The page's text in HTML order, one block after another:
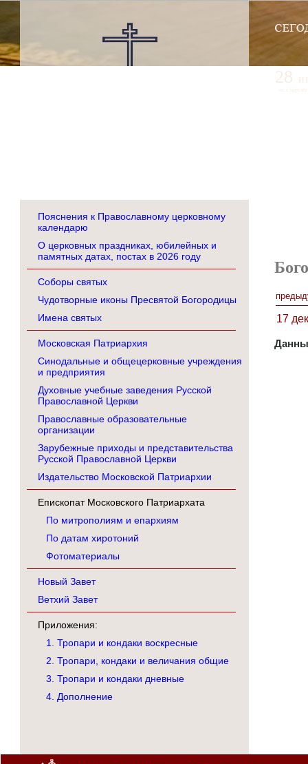
Пояснения к Православному церковному
календарю
О церковных праздниках, юбилейных и
памятных датах, постах в 2026 году
Соборы святых
Чудотворные иконы Пресвятой Богородицы
Имена святых
Московская Патриархия
Синодальные и общецерковные учреждения
и предприятия
Духовные учебные заведения Русской
Православной Церкви
Православные образовательные
организации
Зарубежные приходы и представительства
Русской Православной Церкви
Издательство Московской Патриархии
Епископат Московского Патриархата
По митрополиям и епархиям
По датам хиротоний
Фотоматериалы
Новый Завет
Ветхий Завет
Приложения:
1. Тропари и кондаки воскресные
2. Тропари, кондаки и величания общие
3. Тропари и кондаки дневные
4. Дополнение
17
28
по